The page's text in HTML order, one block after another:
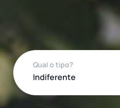
Qual o tipo?
Indiferente